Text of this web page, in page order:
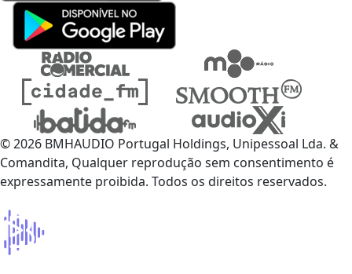
© 2026 BMHAUDIO Portugal Holdings, Unipessoal Lda. &
Comandita, Qualquer reprodução sem consentimento é
expressamente proibida. Todos os direitos reservados.